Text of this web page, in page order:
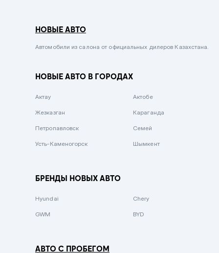
Сиреневый металлик
Вишневый
Зеленый металлик
НОВЫЕ АВТО
Автомобили из салона от официальных дилеров Казахстана.
НОВЫЕ АВТО В ГОРОДАХ
Актау Актобе
Жезказган Караганда
Петропавловск Семей
Усть-Каменогорск Шымкент
БРЕНДЫ НОВЫХ АВТО
Hyundai Chery
GWM BYD
АВТО С ПРОБЕГОМ